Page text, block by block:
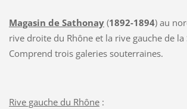
Magasin de Sathonay(1892-1894) au
rive droite du Rhône et la rive gauche de la
Comprend trois galeries souterraines.
Rive gauche du Rhône: